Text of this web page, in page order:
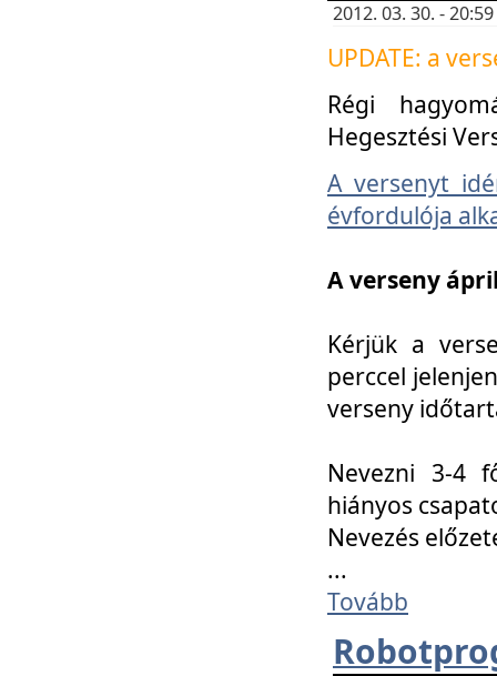
2012. 03. 30. -
UPDATE: a
Régi
Hegesztési
A versenyt
évfordulója
A verseny
Kérjük a
perccel
verseny
Nevezni 3-4
hiányos
Nevezés
...
Tovább